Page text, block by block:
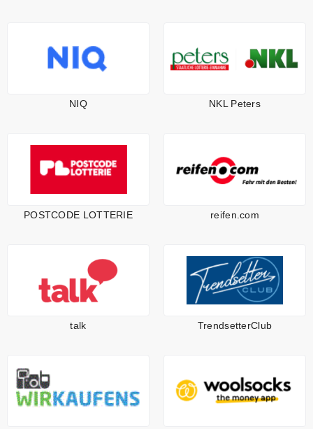
NIQ NKL Peters
POSTCODE LOTTERIE reifen.com
talk TrendsetterClub